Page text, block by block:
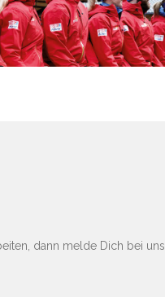
dann melde Dich bei uns.